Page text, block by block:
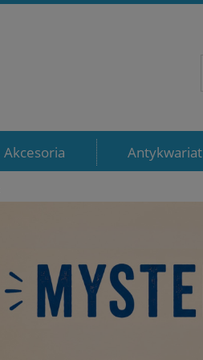
Akcesoria Antykwariat